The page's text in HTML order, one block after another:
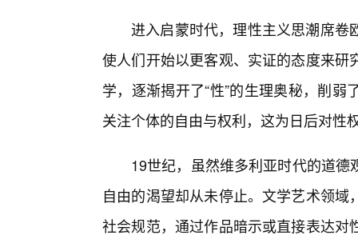
进入启蒙时代，理性主义思潮席卷
使人们开始以更客观、实证的态度来
学，逐渐揭开了“性”的生理奥秘，削
关注个体的自由与权利，这为日后对性
19世纪，虽然维多利亚时代的道
自由的渴望却从未停止。文学艺术领
社会规范，通过作品暗示或直接表达